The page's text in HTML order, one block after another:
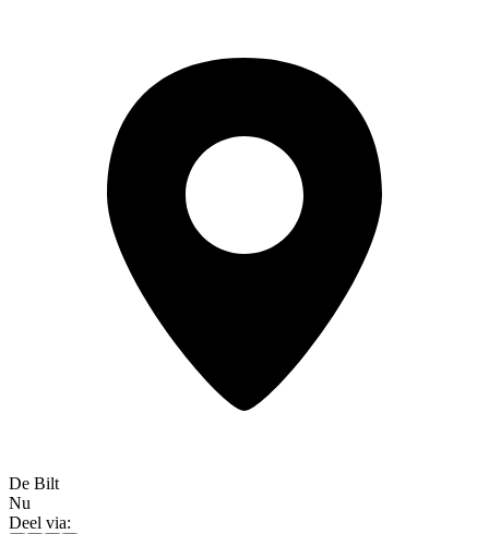
De Bilt
Nu
Deel via: